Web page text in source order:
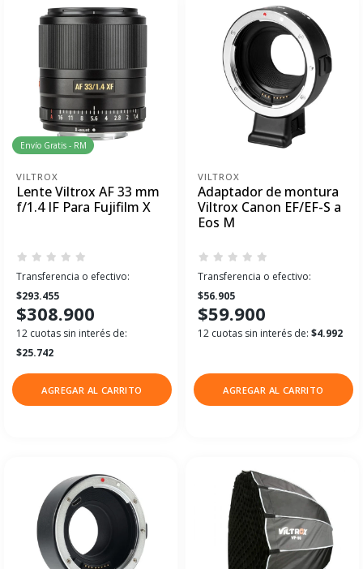
Envío Gratis - RM
VILTROX
Lente Viltrox AF 33 mm
f/1.4 IF Para Fujifilm X
Transferencia o efectivo:
$293.455
$308.900
12 cuotas sin interés de:
$25.742
AGREGAR AL CARRITO
VILTROX
Adaptador de montura
Viltrox Canon EF/EF-S a
Eos M
Transferencia o efectivo:
$56.905
$59.900
12 cuotas sin interés de: $4.992
AGREGAR AL CARRITO